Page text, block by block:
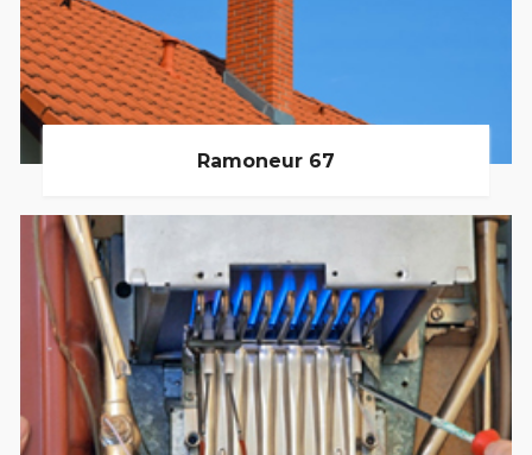
Ramoneur 67